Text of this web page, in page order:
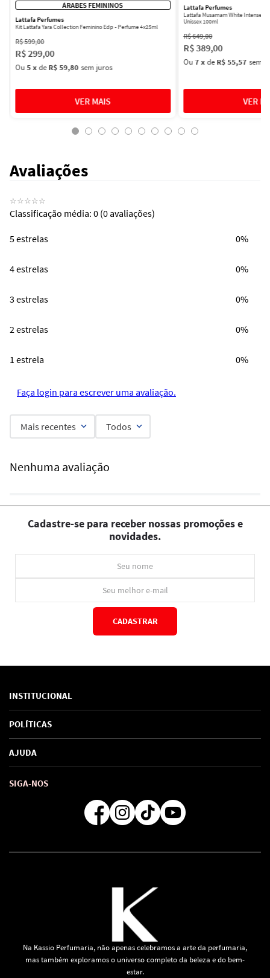
ÁRABES FEMININOS
Lattafa Perfumes
Kit Lattafa Yara Collection Feminino Edp - Perfume 4x25ml
R$599,00
R$299,00
Ou5 xdeR$ 59,80 sem juros
Lattafa Perfumes
Lattafa Musamam White Intense
Unissex 100ml
R$649,00
R$389,00
Ou7xdeR$ 55,57 sem
Avaliações
☆☆☆☆☆
Classificação média: 0 (0 avaliações)
5 estrelas 0%
4 estrelas 0%
3 estrelas 0%
2 estrelas 0%
1 estrela 0%
Faça login para escrever uma avaliação.
Mais recentes Todos
Nenhuma avaliação
Cadastre-se para receber nossas promoções e
novidades.
CADASTRAR
INSTITUCIONAL
Sobre Nós
Marcas
SAC de marcas
POLÍTICAS
Política de Privacidade
Troca e Devoluções
Formas de Pagamento
Regra de Frete Grátis
AJUDA
SIGA-NOS
Na Kassio Perfumaria, não apenas celebramos a arte da perfumaria,
mas também exploramos o universo completo da beleza e do bem-
estar.